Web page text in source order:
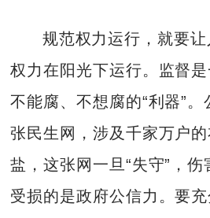
规范权力运行，就要
权力在阳光下运行。监督是
不能腐、不想腐的“利器”
张民生网，涉及千家万户
盐，这张网一旦“失守”，伤
受损的是政府公信力。要